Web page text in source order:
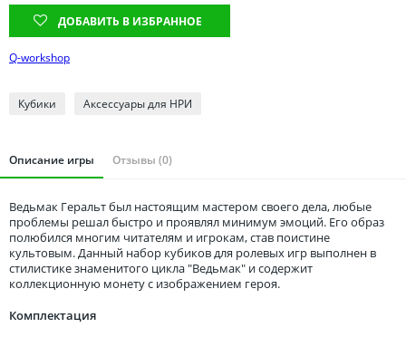
Томская область
Ульяновская область
ДОБАВИТЬ В ИЗБРАННОЕ
Q-workshop
Кубики Аксессуары для НРИ
Описание игры Отзывы (0)
Ведьмак Геральт был настоящим мастером своего дела, любые
проблемы решал быстро и проявлял минимум эмоций. Его образ
полюбился многим читателям и игрокам, став поистине
культовым. Данный набор кубиков для ролевых игр выполнен в
стилистике знаменитого цикла "Ведьмак" и содержит
коллекционную монету с изображением героя.
Комплектация